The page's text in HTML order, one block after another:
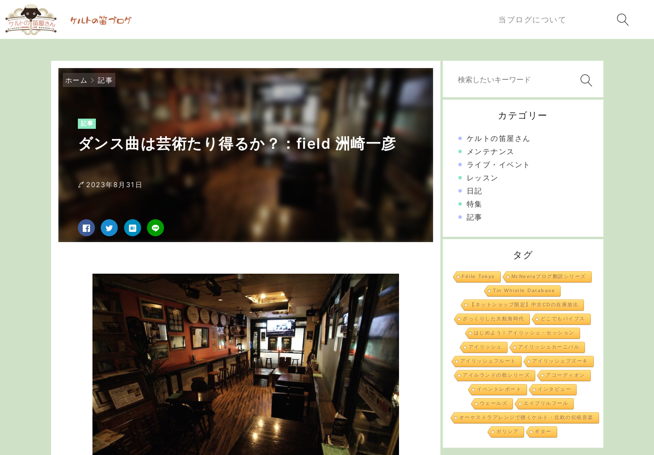
当ブログについて
ホーム 記事
記事
ダンス曲は芸術たり得るか？：field 洲崎一彦
2023年8月31日
カテゴリー
ケルトの笛屋さん
メンテナンス
ライブ・イベント
レッスン
日記
特集
記事
タグ
Féile Tokyo McNeelaブログ翻訳シリーズ
Tin Whistle Database
【ネットショップ限定】中古CDの在庫放出
ざっくりした大航海時代 どこでもパイプス
はじめよう！アイリッシュ・セッション
アイリッシュ アイリッシュカーニバル
アイリッシュフルート アイリッシュブズーキ
アイルランドの歌シリーズ アコーディオン
イベントレポート インタビュー
ウェールズ エイプリルフール
オーケストラアレンジで聴くケルト・北欧の伝統音楽
ガリシア ギター